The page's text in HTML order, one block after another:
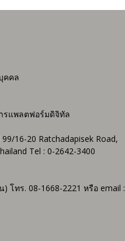
คคล
รแพลตฟอร์มดิจิทัล
16-20 Ratchadapisek Road,
Tel : 0-2642-3400
ทร. 08-1668-2221 หรือ email :